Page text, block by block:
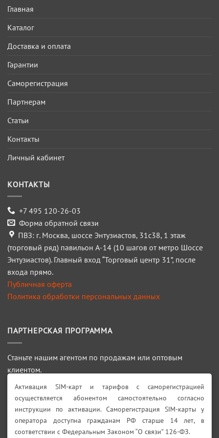
Главная
Каталог
Доставка и оплата
Гарантии
Саморегистрация
Партнерам
Статьи
Контакты
Личный кабинет
КОНТАКТЫ
+7 495 120-26-03
Форма обратной связи
ПВЗ: г. Москва, шоссе Энтузиастов, 31с38, 1 этаж
(торговый ряд) павильон А-14 (10 шагов от метро Шоссе
Энтузиастов). Главный вход “Торговый центр 31”, после
входа прямо.
Публичная оферта
Политика обработки персональных данных
ПАРТНЕРСКАЯ ПРОГРАММА
Станьте нашим агентом по продажам или оптовым
клиентом.
ПОДРОБНЕЕ >>>
Искать:
Активация SIM-карт и тарифов с саморегистрацией
осуществляется абонентом самостоятельно согласно
инструкции по активации. Саморегистрация SIM-карты у
оператора доступна гражданам РФ старше 14 лет, в
соответствии с Федеральным Законом “О связи” 126-ФЗ.